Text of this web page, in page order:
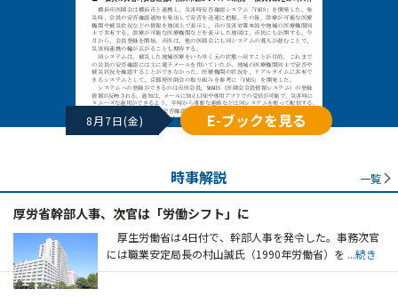
8月7日(金) E-ブックを見る
時事解説 一覧
厚労省幹部人事、次官は「労働シフト」に
厚生労働省は4日付で、幹部人事を発令した。事務次官
には職業安定局長の村山誠氏（1990年労働省）を ...続き